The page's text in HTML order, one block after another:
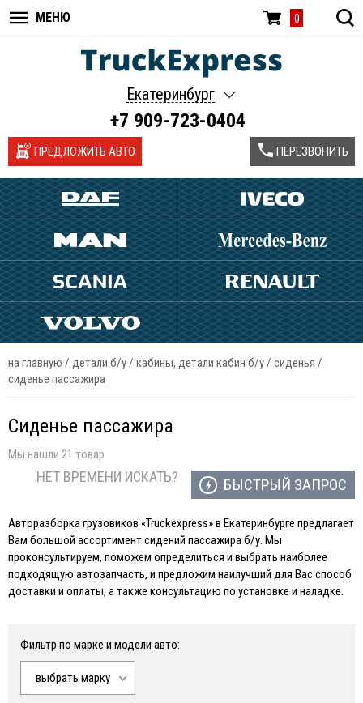
МЕНЮ 0
Екатеринбург
+7 909-723-0404
ПРЕДЛОЖИТЬ АВТО
на главную / детали б/у/ кабины, детали кабин б/у/ сиденья /
сиденье пассажира
Сиденье пассажира
Мы нашли 21 товар
НЕТ ВРЕМЕНИ ИСКАТЬ? БЫСТРЫЙ ЗАПРОС
Авторазборка грузовиков «Truckexpress» в Екатеринбурге предлагает
Вам большой ассортимент сидений пассажира б/у. Мы
проконсультируем, поможем определиться и выбрать наиболее
подходящую автозапчасть, и предложим наилучший для Вас способ
доставки и оплаты, а также консультацию по установке и наладке.
Фильтр по марке и модели авто:
выбрать марку